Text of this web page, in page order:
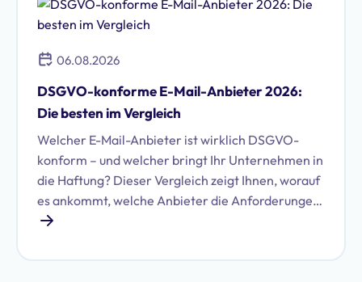
06.08.2026
DSGVO-konforme E-Mail-Anbieter 2026:
Die besten im Vergleich
Welcher E-Mail-Anbieter ist wirklich DSGVO-
konform – und welcher bringt Ihr Unternehmen in
die Haftung? Dieser Vergleich zeigt Ihnen, worauf
es ankommt, welche Anbieter die Anforderungen
erfüllen und wie Sie die richtige Wahl für Ihr